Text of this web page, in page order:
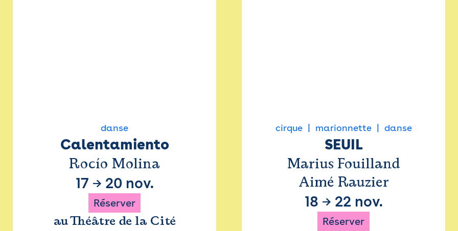
danse
Calentamiento
Rocío Molina
17 → 20 nov.
Réserver
au Théâtre de la Cité
cirque marionnette danse
SEUIL
Marius Fouilland
Aimé Rauzier
18 → 22 nov.
Réserver